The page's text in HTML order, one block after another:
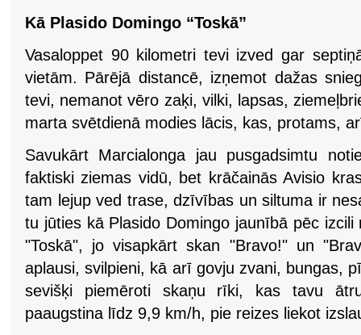
Kā Plasido Domingo “Toskā”
Vasaloppet 90 kilometri tevi izved gar
vietām. Pārējā distancē, izņemot dažas
tevi, nemanot vēro zaķi, vilki, lapsas,
marta svētdienā modies lācis, kas, protams,
Savukārt Marcialonga jau pusgadsimtu
faktiski ziemas vidū, bet krāčainās Avisio
tam lejup ved trase, dzīvības un siltuma ir
tu jūties kā Plasido Domingo jaunībā pēc izcili
"Toskā", jo visapkārt skan "Bravo!" un
aplausi, svilpieni, kā arī govju zvani, bungas,
sevišķi piemēroti skaņu rīki, kas tavu
paaugstina līdz 9,9 km/h, pie reizes liekot